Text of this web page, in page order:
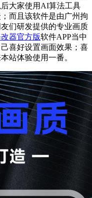
大家使用AI算法工具
而且该软件是由广州拘
们研发提供的专业画质
器官方版软件APP当中
喜好设置画面效果；喜
站体验使用一番。